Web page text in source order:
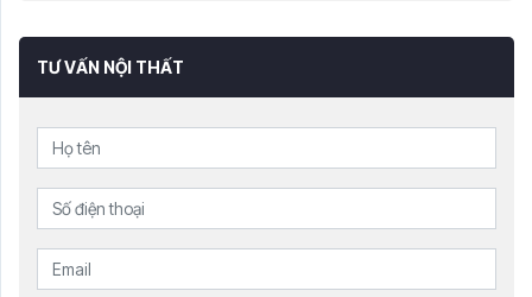
TƯ VẤN NỘI THẤT